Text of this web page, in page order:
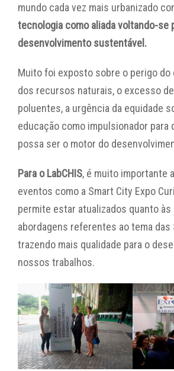
mundo cada vez mais urbanizado
tecnologia como aliada voltando-se
desenvolvimento sustentável.
Muito foi exposto sobre o perigo do
dos recursos naturais, o excesso
poluentes, a urgência da equidade
educação como impulsionador para
possa ser o motor do
Para o LabCHIS, é muito importante
eventos como a Smart City Expo
permite estar atualizados quanto às
abordagens referentes ao tema das
trazendo mais qualidade para o
nossos trabalhos.